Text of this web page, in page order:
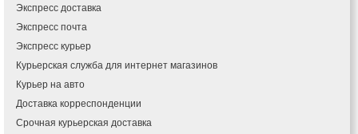
Экспресс доставка
Экспресс почта
Экспресс курьер
Курьерская служба для интернет магазинов
Курьер на авто
Доставка корреспонденции
Срочная курьерская доставка